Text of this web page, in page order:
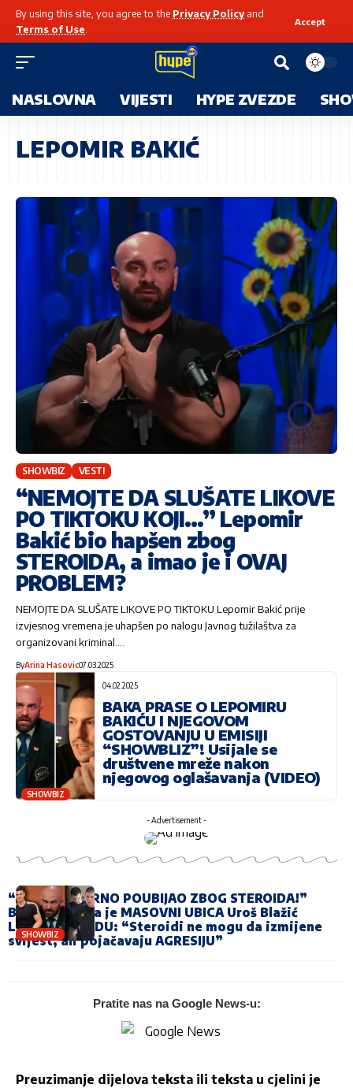
By using this site, you agree to the Privacy Policyand
Terms of Use
Accept
NASLOVNA VIJESTI HYPE ZVEZDE
LEPOMIR BAKIĆ
SHOWBIZ VESTI
“NEMOJTE DA SLUŠATE LIKOVE
PO TIKTOKU KOJI…” Lepomir
Bakić bio hapšen zbog
STEROIDA, a imao je i OVAJ
PROBLEM?
NEMOJTE DA SLUŠATE LIKOVE PO TIKTOKU Lepomir Bakić prije
izvjesnog vremena je uhapšen po nalogu Javnog tužilaštva za
organizovani kriminal.…
ByArina Hasovic07.03.2025
04.02.2025
BAKA PRASE O LEPOMIRU
BAKIĆU I NJEGOVOM
GOSTOVANJU U EMISIJI
“SHOWBLIZ”! Usijale se
društvene mreže nakon
njegovog oglašavanja (VIDEO)
SHOWBIZ
- Advertisement -
SHOWBIZ
“NIJE IH SIGURNO POUBIJAO ZBOG STEROIDA!”
Bilder tvrdi da je MASOVNI UBICA Uroš Blažić
LAGAO NA SUDU: “Steroidi ne mogu da izmijene
svijest, ali pojačavaju AGRESIJU”
Pratite nas na Google News-u:
Preuzimanje dijelova teksta ili teksta u cjelini je